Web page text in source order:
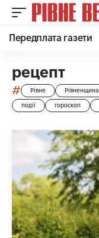
Передплата газети
рецепт
# Рівне Рівненщина
події гороскоп